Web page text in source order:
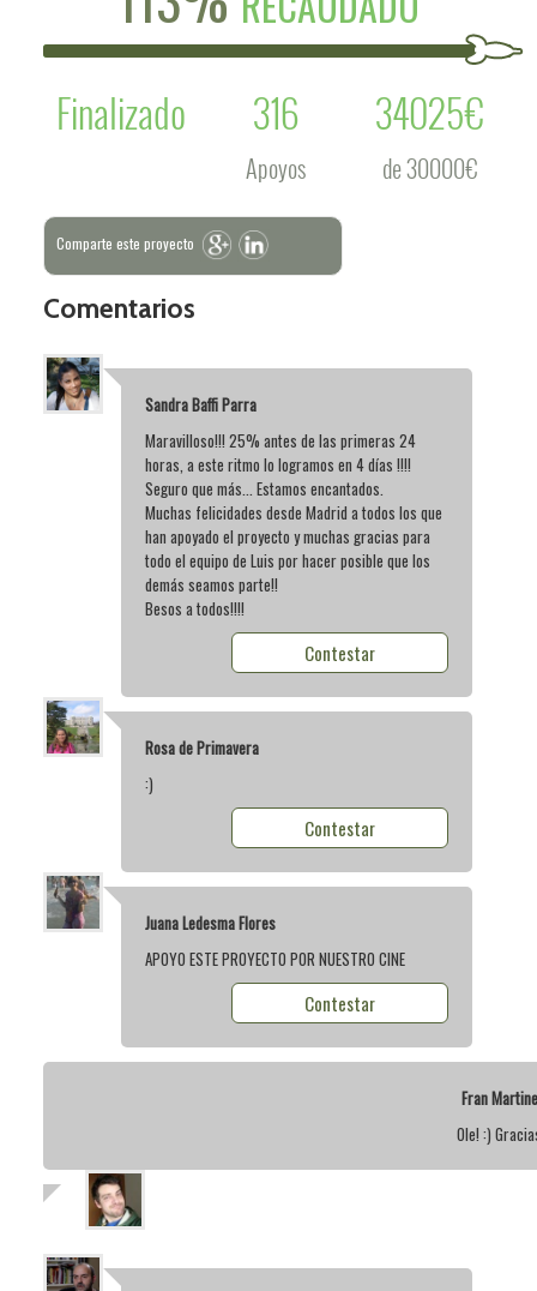
Finalizado
316
Apoyos
34025€
de 30000€
Comparte este proyecto
Comentarios
Sandra Baffi Parra
Maravilloso!!! 25% antes de las primeras 24
horas, a este ritmo lo logramos en 4 días !!!!
Seguro que más... Estamos encantados.
Muchas felicidades desde Madrid a todos los que
han apoyado el proyecto y muchas gracias para
todo el equipo de Luis por hacer posible que los
demás seamos parte!!
Besos a todos!!!!
Contestar
Rosa de Primavera
:)
Contestar
Juana Ledesma Flores
APOYO ESTE PROYECTO POR NUESTRO CINE
Contestar
Fran
Ole! :)